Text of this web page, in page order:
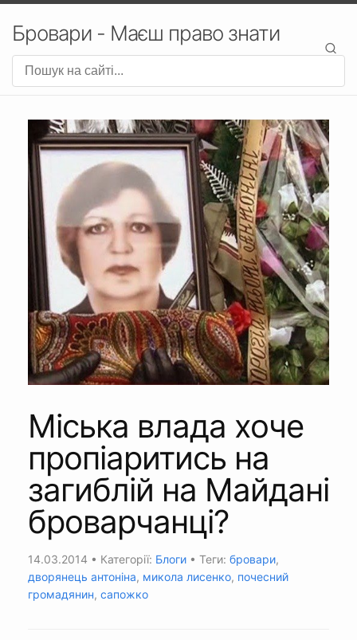
Бровари - Маєш право знати
Міська влада хоче
пропіаритись на
загиблій на Майдані
броварчанці?
14.03.2014 • Категорії: Блоги • Теги: бровари,
дворянець антоніна, микола лисенко, почесний
громадянин, сапожко